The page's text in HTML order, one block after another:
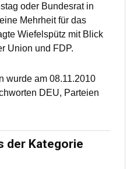
oder Bundesrat in
Mehrheit für das
Wiefelspütz mit Blick
Union und FDP.
wurde am 08.11.2010
DEU, Parteien
der Kategorie